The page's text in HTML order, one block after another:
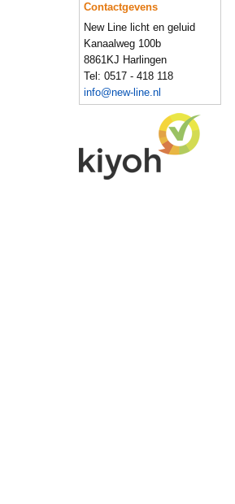
Contactgevens
New Line licht en geluid
Kanaalweg 100b
8861KJ Harlingen
Tel: 0517 - 418 118
info@new-line.nl